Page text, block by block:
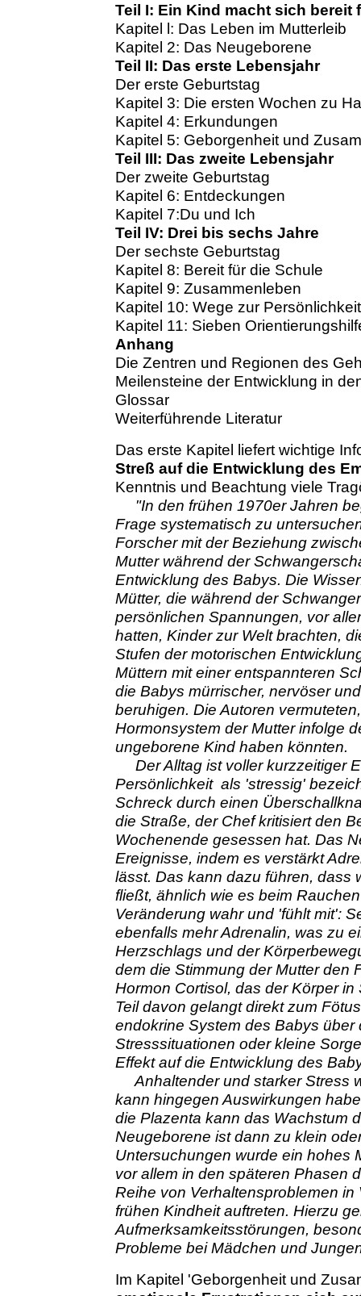
Teil I: Ein Kind macht sich bereit
Kapitel l: Das Leben im Mutterleib
Kapitel 2: Das Neugeborene
Teil II: Das erste Lebensjahr
Der erste Geburtstag
Kapitel 3: Die ersten Wochen zu
Kapitel 4: Erkundungen
Kapitel 5: Geborgenheit und
Teil III: Das zweite Lebensjahr
Der zweite Geburtstag
Kapitel 6: Entdeckungen
Kapitel 7:Du und Ich
Teil IV: Drei bis sechs Jahre
Der sechste Geburtstag
Kapitel 8: Bereit für die Schule
Kapitel 9: Zusammenleben
Kapitel 10: Wege zur Persönlichkeit
Kapitel 11: Sieben
Anhang
Die Zentren und Regionen des
Meilensteine der Entwicklung in
Glossar
Weiterführende Literatur
Das erste Kapitel liefert wichtige
Streß auf die Entwicklung des
Kenntnis und Beachtung viele
"In den frühen 1970er Jahren
Frage systematisch zu
Forscher mit der Beziehung
Mutter während der
Entwicklung des Babys. Die
Mütter, die während der
persönlichen Spannungen, vor
hatten, Kinder zur Welt brachten,
Stufen der motorischen
Müttern mit einer entspannteren
die Babys mürrischer, nervöser
beruhigen. Die Autoren
Hormonsystem der Mutter infolge
ungeborene Kind haben könnten.
Der Alltag ist voller kurzzeitiger
Persönlichkeit als 'stressig'
Schreck durch einen
die Straße, der Chef kritisiert den
Wochenende gesessen hat. Das
Ereignisse, indem es verstärkt
lässt. Das kann dazu führen, dass
fließt, ähnlich wie es beim
Veränderung wahr und 'fühlt mit':
ebenfalls mehr Adrenalin, was zu
Herzschlags und der
dem die Stimmung der Mutter den
Hormon Cortisol, das der Körper
Teil davon gelangt direkt zum
endokrine System des Babys
Stresssituationen oder kleine
Effekt auf die Entwicklung des
Anhaltender und starker Stress
kann hingegen Auswirkungen
die Plazenta kann das Wachstum
Neugeborene ist dann zu klein
Untersuchungen wurde ein hohes
vor allem in den späteren Phasen
Reihe von Verhaltensproblemen
frühen Kindheit auftreten. Hierzu
Aufmerksamkeitsstörungen,
Probleme bei Mädchen und
Im Kapitel 'Geborgenheit und